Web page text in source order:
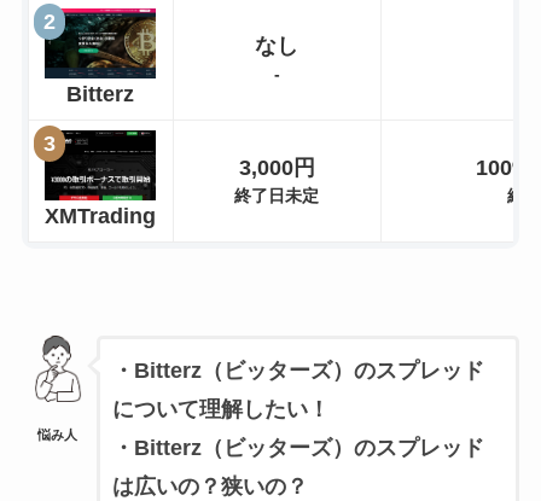
Bitterz
なし
-
XMTrading
3,000円
終了日未定
100%
終
悩み人
・Bitterz（ビッターズ）のスプレッド
について理解したい！
・Bitterz（ビッターズ）のスプレッド
は広いの？狭いの？